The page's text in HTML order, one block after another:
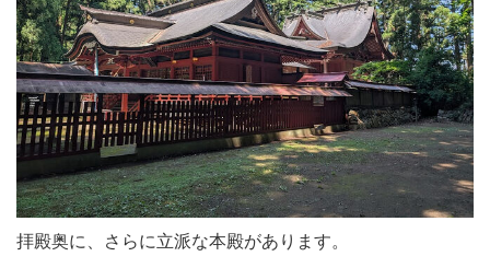
拝殿奥に、さらに立派な本殿があります。